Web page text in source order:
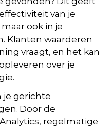
van je
ook in je
Klanten waarderen
vraagt, en het kan
over je
je gerichte
Door de
regelmatige